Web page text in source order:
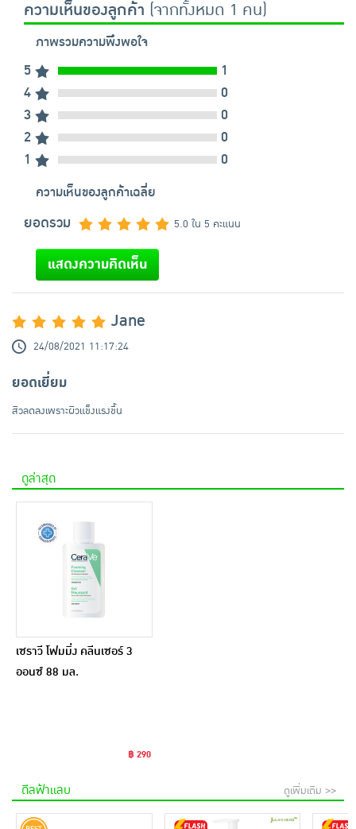
ความเห็นของลูกค้า (จากทั้งหมด 1 คน)
ภาพรวมความพึงพอใจ
5
1
4
0
3
0
2
0
1
0
ความเห็นของลูกค้าเฉลี่ย
ยอดรวม 5.0 ใน 5 คะแนน
แสดงความคิดเห็น
Jane
24/08/2021 11:17:24
ยอดเยี่ยม
สิวลดลงเพราะผิวแข็งแรงขึ้น
ดูล่าสุด
เซราวี โฟมมิ่ง คลีนเซอร์ 3
ออนซ์ 88 มล.
฿ 290
ดีลฟ้าแลบ ดูเพิ่มเติม >>